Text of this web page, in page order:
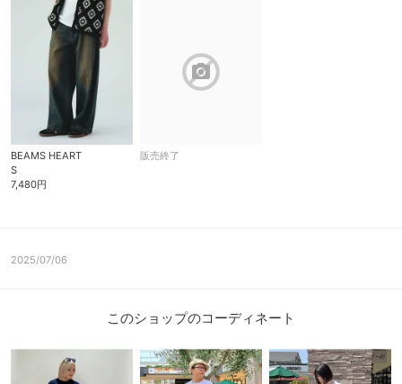
BEAMS HEART
S
7,480円
block
販売終了
2025/07/06
このショップのコーディネート